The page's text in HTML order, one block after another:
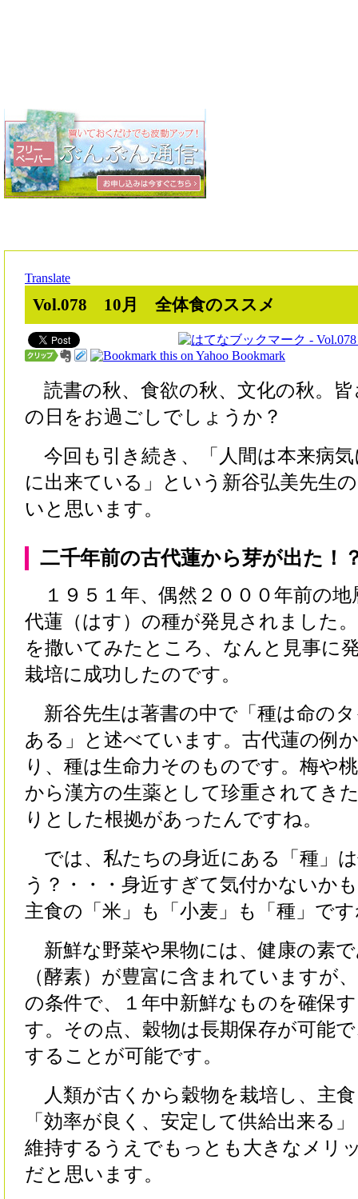
Translate
Vol.078 10月 全体食のススメ
読書の秋、食欲の秋、文化の秋。
の日をお過ごしでしょうか？
今回も引き続き、「人間は本来病
に出来ている」という新谷弘美先生
いと思います。
二千年前の古代蓮から芽が出た！
１９５１年、偶然２０００年前の地
代蓮（はす）の種が発見されました
を撒いてみたところ、なんと見事に
栽培に成功したのです。
新谷先生は著書の中で「種は命の
ある」と述べています。古代蓮の例
り、種は生命力そのものです。梅や
から漢方の生薬として珍重されてき
りとした根拠があったんですね。
では、私たちの身近にある「種」
う？・・・身近すぎて気付かないか
主食の「米」も「小麦」も「種」で
新鮮な野菜や果物には、健康の素
（酵素）が豊富に含まれていますが
の条件で、１年中新鮮なものを確保
す。その点、穀物は長期保存が可能
することが可能です。
人類が古くから穀物を栽培し、主
「効率が良く、安定して供給出来る
維持するうえでもっとも大きなメリ
だと思います。